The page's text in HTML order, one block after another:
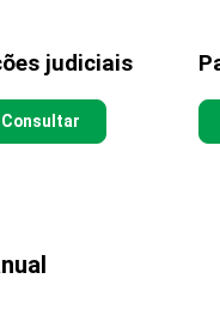
judiciais
Consultar